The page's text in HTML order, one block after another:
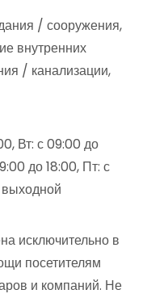
/ сооружения,
внутренних
/ канализации,
Вт: с 09:00 до
до 18:00, Пт: с
исключительно в
посетителям
и компаний. Не